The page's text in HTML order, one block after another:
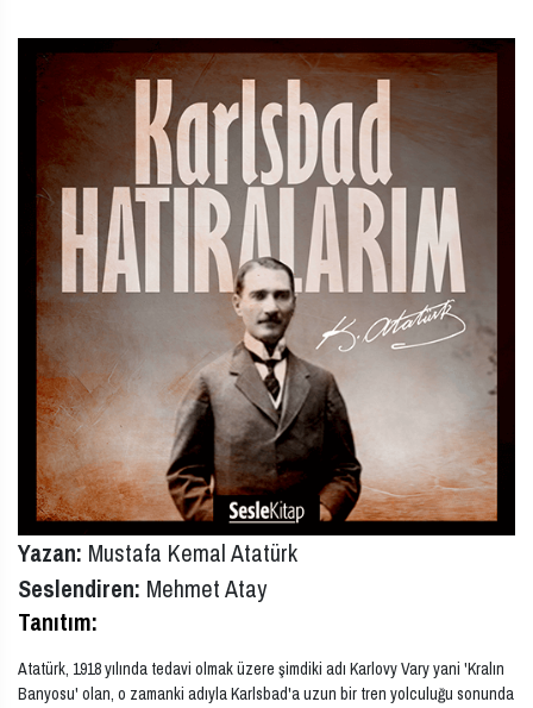
Yazan: Mustafa Kemal Atatürk
Seslendiren: Mehmet Atay
Tanıtım:
Atatürk, 1918 yılında tedavi olmak üzere şimdiki adı Karlovy Vary yani 'Kralın
Banyosu' olan, o zamanki adıyla Karlsbad'a uzun bir tren yolculuğu sonunda